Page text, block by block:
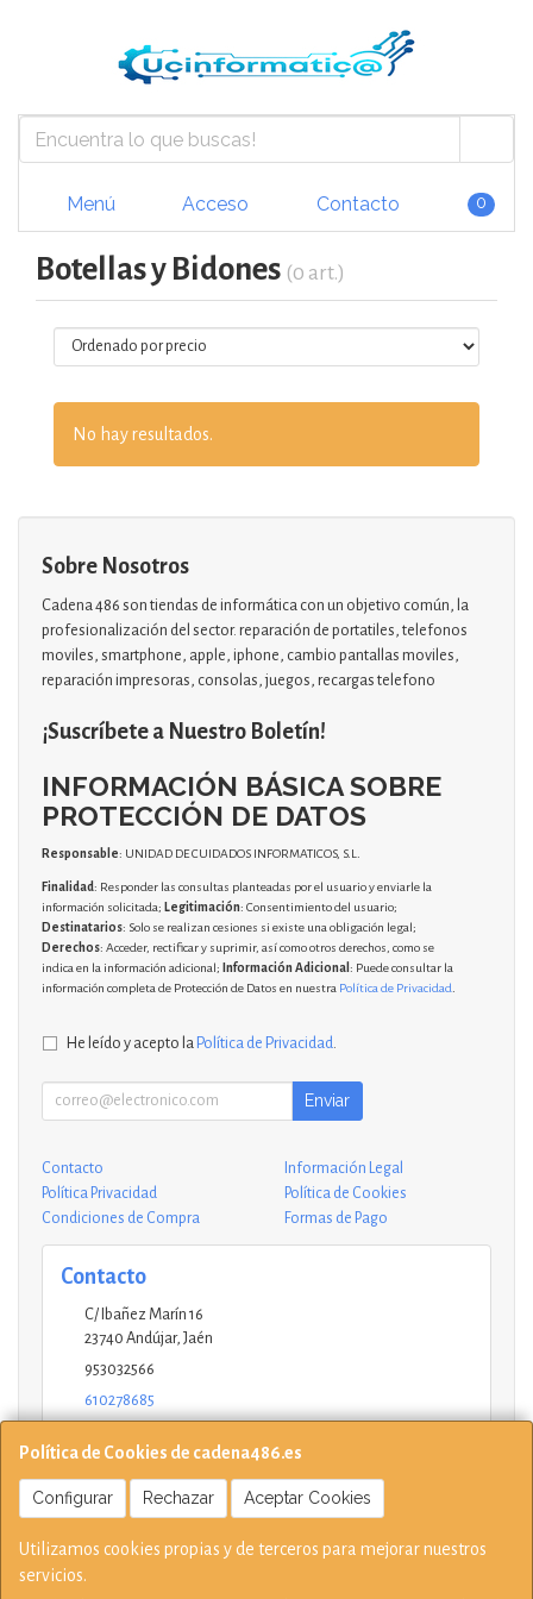
Menú Acceso Contacto 0
Botellas y Bidones (0 art.)
No hay resultados.
Política de Cookies de cadena486.es
Configurar Rechazar Aceptar Cookies
Utilizamos cookies propias y de terceros para mejorar nuestros
servicios.
Sobre Nosotros
Cadena 486 son tiendas de informática con un objetivo común, la
profesionalización del sector. reparación de portatiles, telefonos
moviles, smartphone, apple, iphone, cambio pantallas moviles,
reparación impresoras, consolas, juegos, recargas telefono
¡Suscríbete a Nuestro Boletín!
INFORMACIÓN BÁSICA SOBRE
PROTECCIÓN DE DATOS
Responsable: UNIDAD DE CUIDADOS INFORMATICOS, S.L.
Finalidad: Responder las consultas planteadas por el usuario y enviarle la
información solicitada; Legitimación: Consentimiento del usuario;
Destinatarios: Solo se realizan cesiones si existe una obligación legal;
Derechos: Acceder, rectificar y suprimir, así como otros derechos, como se
indica en la información adicional; Información Adicional : Puede consultar la
información completa de Protección de Datos en nuestra Política de Privacidad
He leído y acepto la Política de Privacidad.
Enviar
Contacto
Información Legal
Política Privacidad
Política de Cookies
Condiciones de Compra
Formas de Pago
Contacto
C/ Ibañez Marín 16
23740 Andújar, Jaén
953032566
610278685
Horario
10-14 17:15-21 L - V Sábados solo mañana